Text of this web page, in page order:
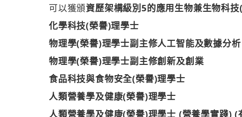
可以獲頒資歷架構級別5的應用生物兼生物科
化學科技(榮譽)理學士
物理學(榮譽)理學士副主修人工智能及數據分析
物理學(榮譽)理學士副主修創新及創業
食品科技與食物安全(榮譽)理學士
人類營養學及健康(榮譽)理學士
人類營養學及健康(榮譽)理學士 (營養學實踐) (